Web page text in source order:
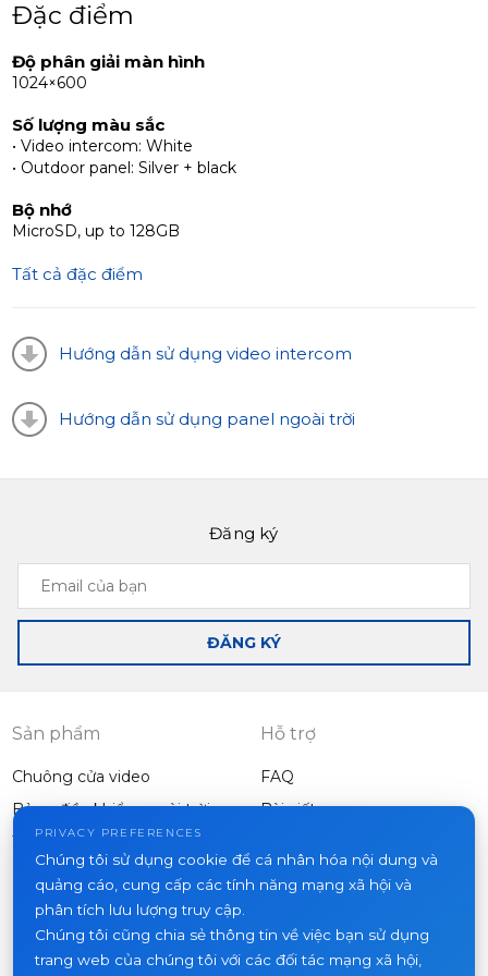
Phân biệt bảng gọi ML-20HD là khả năng tín hiệu video
liên tục, góc nhìn rộng và camera độ phân giải cao,
khiến nó nổi bật về sự độc đáo.
Đặc điểm
Độ phân giải màn hình
1024×600
Số lượng màu sắc
• Video intercom: White
• Outdoor panel: Silver + black
Bộ nhớ
MicroSD, up to 128GB
Tất cả đặc điểm
Hướng dẫn sử dụng video intercom
Hướng dẫn sử dụng panel ngoài trời
Đăng ký
Email
của
bạn
ĐĂNG KÝ
Sản phẩm
Chuông cửa video
Bảng điều khiển ngoài trời
Thiết bị khác
Hỗ trợ
FAQ
Bài viết
Dự án
Tin tức
Liên hệ
PRIVACY PREFERENCES
Chúng tôi sử dụng cookie để cá nhân hóa nội dung và
quảng cáo, cung cấp các tính năng mạng xã hội và
phân tích lưu lượng truy cập.
Chúng tôi cũng chia sẻ thông tin về việc bạn sử dụng
trang web của chúng tôi với các đối tác mạng xã hội,